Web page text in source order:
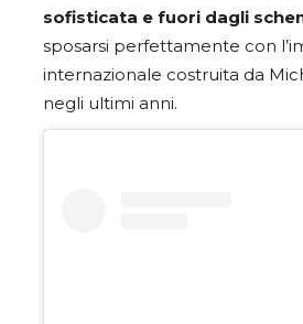
sofisticata e fuori dagli
sposarsi perfettamente con
internazionale costruita da
negli ultimi anni.